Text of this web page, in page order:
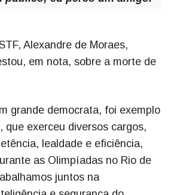
Alexandre de Moraes,
em nota, sobre a morte de
grande democrata, foi exemplo
que exerceu diversos cargos,
lealdade e eficiência,
as Olimpíadas no Rio de
juntos na